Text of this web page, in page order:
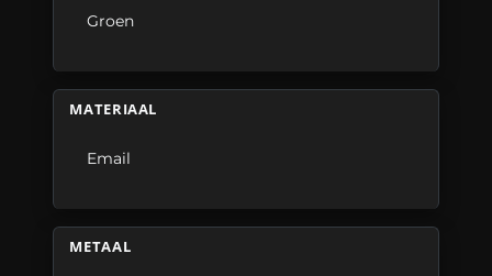
Groen
MATERIAAL
Email
METAAL